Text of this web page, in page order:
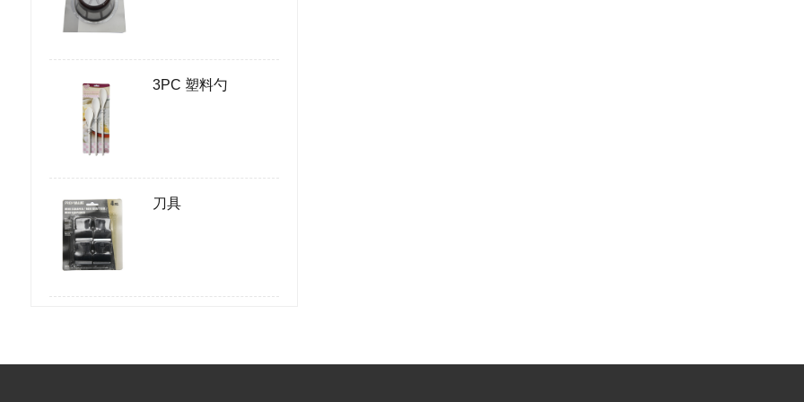
3PC 塑料勺
刀具